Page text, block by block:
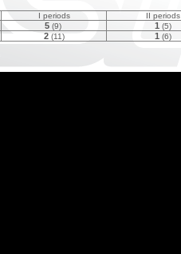
I periods
II periods
5(9) 1 (5)
2(11) 1 (6)